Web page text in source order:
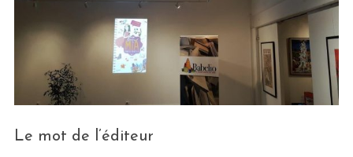
Le mot de l’éditeur